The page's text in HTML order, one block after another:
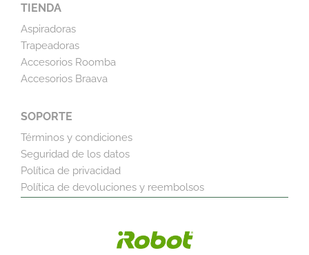
TIENDA
Aspiradoras
Trapeadoras
Accesorios Roomba
Accesorios Braava
SOPORTE
Términos y condiciones
Seguridad de los datos
Política de privacidad
Política de devoluciones y reembolsos